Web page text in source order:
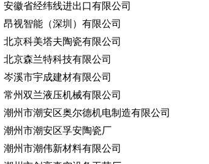
安徽省经纬线进出口有限公司
昂视智能（深圳）有限公司
北京科美塔夫陶瓷有限公司
北京森兰特科技有限公司
岑溪市宇成建材有限公司
常州双兰液压机械有限公司
潮州市潮安区奥尔德机电制造有限公司
潮州市潮安区孚安陶瓷厂
潮州市潮伟新材料有限公司